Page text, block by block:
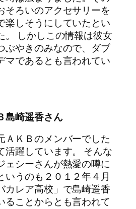
そろいのアクセサリーを
楽しそうにしていたとい
。 しかしこの情報は彼女
ぶやきのみなので、ダブ
マであるとも言われてい
島崎遥香さん
ＡＫＢのメンバーでした
活躍しています。 そんな
ェシーさんが熱愛の噂に
いうのも２０１２年４月
カレア高校」で島崎遥香
ることからとも言われて